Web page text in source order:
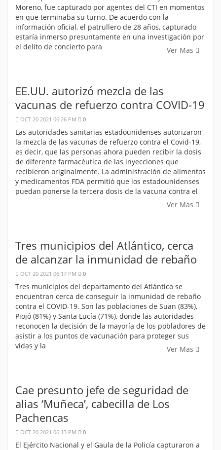
Moreno, fue capturado por agentes del CTI en momentos
en que terminaba su turno. De acuerdo con la
información oficial, el patrullero de 28 años, capturado
estaría inmerso presuntamente en una investigación por
el delito de concierto para
Ver Mas
EE.UU. autorizó mezcla de las
vacunas de refuerzo contra COVID-19
OCT 20 2021 06:26 PM 0
Las autoridades sanitarias estadounidenses autorizaron
la mezcla de las vacunas de refuerzo contra el Covid-19,
es decir, que las personas ahora pueden recibir la dosis
de diferente farmacéutica de las inyecciones que
recibieron originalmente. La administración de alimentos
y medicamentos FDA permitió que los estadounidenses
puedan ponerse la tercera dosis de la vacuna contra el
Ver Mas
Tres municipios del Atlántico, cerca
de alcanzar la inmunidad de rebaño
OCT 20 2021 06:17 PM 0
Tres municipios del departamento del Atlántico se
encuentran cerca de conseguir la inmunidad de rebaño
contra el COVID-19. Son las poblaciones de Suan (83%),
Piojó (81%) y Santa Lucía (71%), donde las autoridades
reconocen la decisión de la mayoría de los pobladores de
asistir a los puntos de vacunación para proteger sus
vidas y la
Ver Mas
Cae presunto jefe de seguridad de
alias ‘Muñeca’, cabecilla de Los
Pachencas
OCT 20 2021 06:13 PM 0
El Ejército Nacional y el Gaula de la Policía capturaron a